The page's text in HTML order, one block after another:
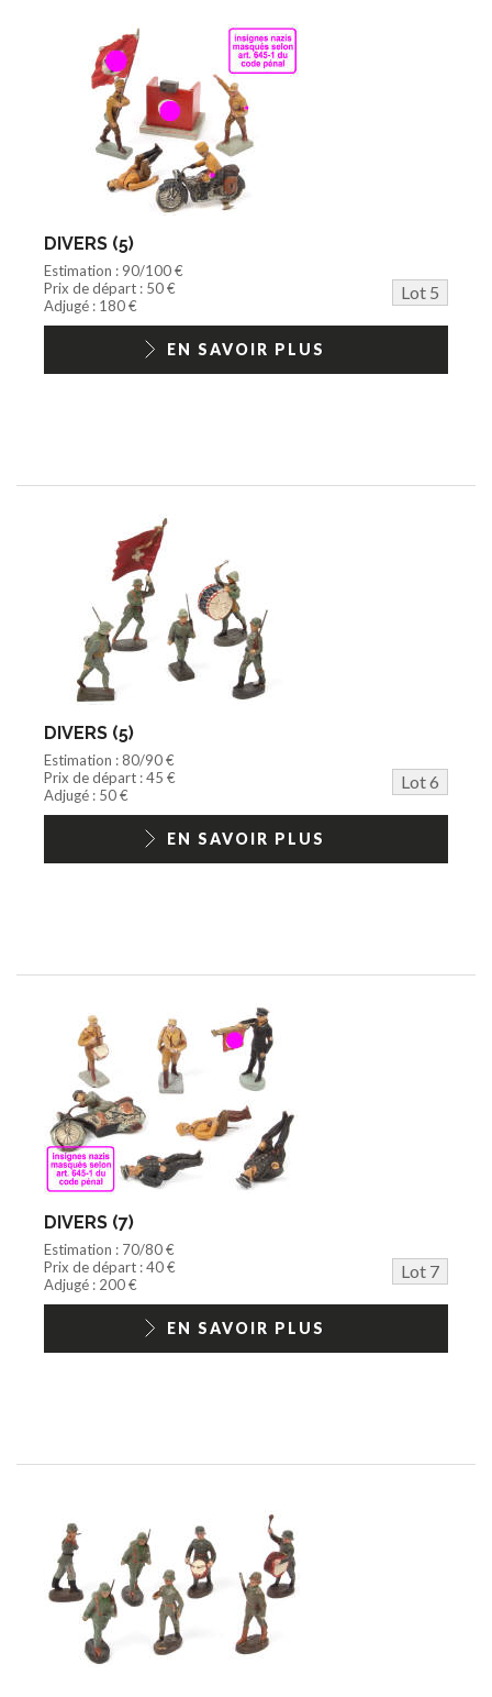
DIVERS (5)
Estimation : 90/100 €
Prix de départ : 50 €
Lot 5
Adjugé : 180 €
EN SAVOIR PLUS
DIVERS (5)
Estimation : 80/90 €
Prix de départ : 45 €
Lot 6
Adjugé : 50 €
EN SAVOIR PLUS
DIVERS (7)
Estimation : 70/80 €
Prix de départ : 40 €
Lot 7
Adjugé : 200 €
EN SAVOIR PLUS